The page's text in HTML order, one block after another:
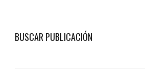
BUSCAR PUBLICACIÓN